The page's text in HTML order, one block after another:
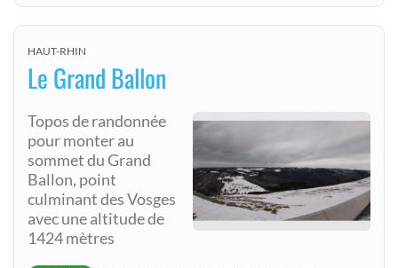
HAUT-RHIN
Le Grand Ballon
Topos de randonnée
pour monter au
sommet du Grand
Ballon, point
culminant des Vosges
avec une altitude de
1424 mètres